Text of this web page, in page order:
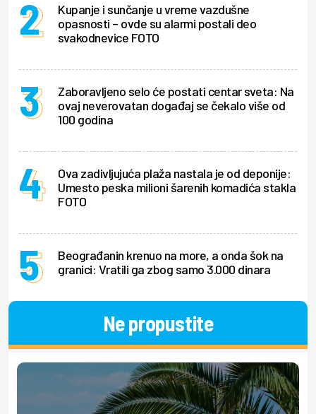
Kupanje i sunčanje u vreme vazdušne
opasnosti – ovde su alarmi postali deo
svakodnevice FOTO
Zaboravljeno selo će postati centar sveta: Na
ovaj neverovatan događaj se čekalo više od
100 godina
Ova zadivljujuća plaža nastala je od deponije:
Umesto peska milioni šarenih komadića stakla
FOTO
Beograđanin krenuo na more, a onda šok na
granici: Vratili ga zbog samo 3.000 dinara
Ne propustite